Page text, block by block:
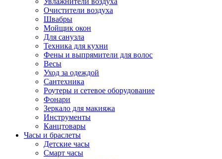
Очистители воздуха
Швабры
Мойщик окон
Для санузла
Техника для кухни
Фены и выпрямители для волос
Весы
Уход за одеждой
Сантехника
Роутеры и сетевое оборудование
Фонари
Зеркало для макияжа
Инструменты
Канцтовары
Часы и браслеты
Детские часы
Смарт часы